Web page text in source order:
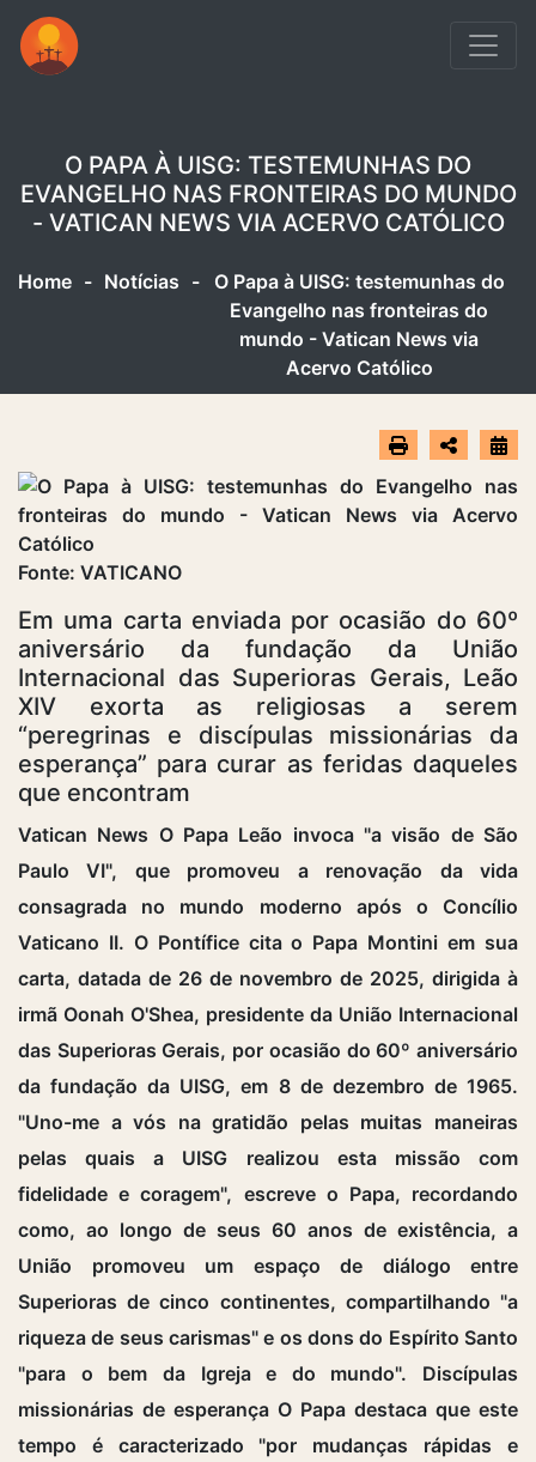
O PAPA À UISG: TESTEMUNHAS DO
EVANGELHO NAS FRONTEIRAS DO MUNDO
- VATICAN NEWS VIA ACERVO CATÓLICO
Home - Notícias -
O Papa à UISG: testemunhas do
Evangelho nas fronteiras do
mundo - Vatican News via
Acervo Católico
Fonte: VATICANO
Em uma carta enviada por ocasião do 60º
aniversário da fundação da União
Internacional das Superioras Gerais, Leão
XIV exorta as religiosas a serem
“peregrinas e discípulas missionárias da
esperança” para curar as feridas daqueles
que encontram
Vatican News O Papa Leão invoca "a visão de São
Paulo VI", que promoveu a renovação da vida
consagrada no mundo moderno após o Concílio
Vaticano II. O Pontífice cita o Papa Montini em sua
carta, datada de 26 de novembro de 2025, dirigida à
irmã Oonah O'Shea, presidente da União Internacional
das Superioras Gerais, por ocasião do 60º aniversário
da fundação da UISG, em 8 de dezembro de 1965.
"Uno-me a vós na gratidão pelas muitas maneiras
pelas quais a UISG realizou esta missão com
fidelidade e coragem", escreve o Papa, recordando
como, ao longo de seus 60 anos de existência, a
União promoveu um espaço de diálogo entre
Superioras de cinco continentes, compartilhando "a
riqueza de seus carismas" e os dons do Espírito Santo
"para o bem da Igreja e do mundo". Discípulas
missionárias de esperança O Papa destaca que este
tempo é caracterizado "por mudanças rápidas e